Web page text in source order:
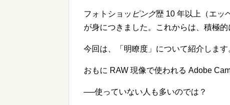
フォトショッ ピング歴 10 年以上（エッ
が身につきました。これからは、積極
今回は、「明瞭度」について紹介します
おもに RAW 現像で使われる Adobe
──使っていない人も多いのでは？